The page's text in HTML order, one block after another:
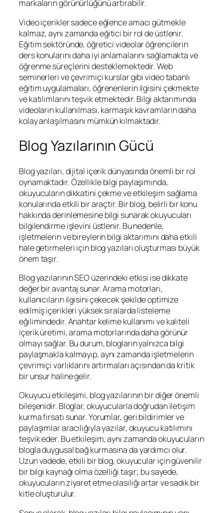
markaların görünürlüğünü artırabilir.
Video içerikler sadece eğlence amacı gütmekle
kalmaz, aynı zamanda eğitici bir rol de üstlenir.
Eğitim sektöründe, öğretici videolar öğrencilerin
ders konularını daha iyi anlamalarını sağlamakta ve
öğrenme süreçlerini desteklemektedir. Web
seminerleri ve çevrimiçi kurslar gibi video tabanlı
eğitim uygulamaları, öğrenenlerin ilgisini çekmekte
ve katılımlarını teşvik etmektedir. Bilgi aktarımında
videoların kullanılması, karmaşık kavramların daha
kolay anlaşılmasını mümkün kılmaktadır.
Blog Yazılarının Gücü
Blog yazıları, dijital içerik dünyasında önemli bir rol
oynamaktadır. Özellikle bilgi paylaşımında,
okuyucuların dikkatini çekme ve etkileşim sağlama
konularında etkili bir araçtır. Bir blog, belirli bir konu
hakkında derinlemesine bilgi sunarak okuyucuları
bilgilendirme işlevini üstlenir. Bu nedenle,
işletmelerin ve bireylerin bilgi aktarımını daha etkili
hale getirmeleri için blog yazıları oluşturması büyük
önem taşır.
Blog yazılarının SEO üzerindeki etkisi ise dikkate
değer bir avantaj sunar. Arama motorları,
kullanıcıların ilgisini çekecek şekilde optimize
edilmiş içerikleri yüksek sıralarda listeleme
eğilimindedir. Anahtar kelime kullanımı ve kaliteli
içerik üretimi, arama motorlarında daha görünür
olmayı sağlar. Bu durum, blogların yalnızca bilgi
paylaşmakla kalmayıp, aynı zamanda işletmelerin
çevrimiçi varlıklarını artırmaları açısından da kritik
bir unsur haline gelir.
Okuyucu etkileşimi, blog yazılarının bir diğer önemli
bileşenidir. Bloglar, okuyucularla doğrudan iletişim
kurma fırsatı sunar. Yorumlar, geri bildirimler ve
paylaşımlar aracılığıyla yazılar, okuyucu katılımını
teşvik eder. Bu etkileşim, aynı zamanda okuyucuların
blogla duygusal bağ kurmasına da yardımcı olur.
Uzun vadede, etkili bir blog, okuyucular için güvenilir
bir bilgi kaynağı olma özelliği taşır; bu sayede,
okuyucuların ziyaret etme olasılığı artar ve sadık bir
kitle oluşturulur.